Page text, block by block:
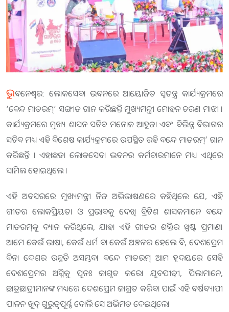
ଭୁବନେଶ୍ୱର: ଲୋକସେବା ଭବନରେ ଆୟୋଜିତ ସ୍ୱତନ୍ତ୍ର କାର୍ଯ୍ୟକ୍ରମରେ
‘ବେନ୍ଦ ମାତରମ୍‌’ ସଙ୍ଗୀତ ଗାନ କରିଛନ୍ତି ମୁଖ୍ୟମନ୍ତ୍ରୀ ମୋହନ ଚରଣ ମାଝୀ ।
କାର୍ଯ୍ୟକ୍ରମରେ ମୁଖ୍ୟ ଶାସନ ସଚିବ ମନୋଜ ଆହୁଜା ଏବଂ ବିଭିନ୍ନ ବିଭାଗର
ସଚିବ ମଧ୍ୟ ଏହି ବିଶେଷ କାର୍ଯ୍ୟକ୍ରମରେ ଉପସ୍ଥିତ ରହି ବନ୍ଦେ ମାତରମ୍‌’ ଗାନ
କରିଛନ୍ତି । ଏହାଛଡା ଲୋକସେବା ଭବନର କର୍ମଚାରମାନେ ମଧ୍ୟ ଏଥିରେ
ସାମିଲ ହୋଇଥିଲେ ।
ଏହି ଅବସରରେ ମୁଖ୍ୟମନ୍ତ୍ରୀ ନିଜ ଅଭିଭାଷଣରେ କହିଥିଲେ ଯେ, ଏହି
ଗୀତର ଲୋକପ୍ରିୟତା ଓ ପ୍ରଭାବକୁ ଦେଖି ବ୍ରିଟିଶ ଶାସକମାନେ ବନ୍ଦେ
ମାତରମ୍‌କୁ ବ୍ୟାନ କରିଥିଲେ, ଯାହା ଏହି ଗୀତର ଶକ୍ତିର ସ୍ପଷ୍ଟ ପ୍ରମାଣ।
ଆମେ କେଉଁ ଭାଷା, କେଉଁ ଧର୍ମ ବା କେଉଁ ଅଞ୍ଚଳର ହେଲେ ବି, ଦେଶପ୍ରେମ
ବିନା ଦେଶର ଉନ୍ନତି ଅସମ୍ଭବ। ବନ୍ଦେ ମାତରମ୍ ଆମ ହୃଦୟରେ ସେହି
ଦେଶପ୍ରେମର ଅଗ୍ନିକୁ ପୁନଃ ଜାଗୃତ କରେ। ଯୁବପୀଢ଼ୀ, ପିଲାମାନେ,
ଛାତ୍ରଛାତ୍ରୀମାନଙ୍କ ମଧ୍ୟରେ ଦେଶପ୍ରେମ ଜାଗ୍ରତ କରିବା ପାଇଁ ଏହି ବର୍ଷବ୍ୟାପୀ
ପାଳନ ଖୁବ୍ ଗୁରୁତ୍ୱପୂର୍ଣ୍ଣ ବୋଲି ସେ ଅଭିମତ ଦେଇଥିଲେ।